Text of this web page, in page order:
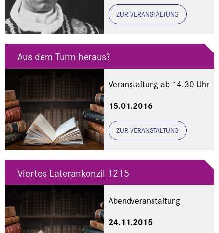
ZUR VERANSTALTUNG
Aus dem Turm heraus?
Veranstaltung ab 14.30 Uhr
15.01.2016
ZUR VERANSTALTUNG
Viertes Laterankonzil 1215
Abendveranstaltung
24.11.2015